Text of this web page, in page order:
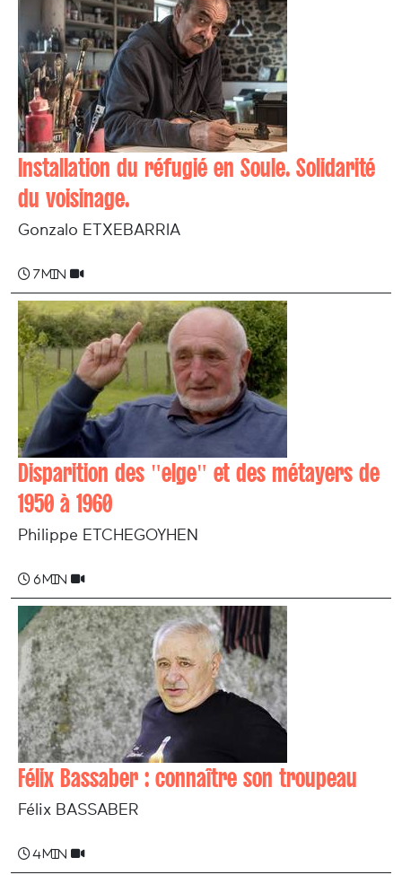
Installation du réfugié en Soule. Solidarité
du voisinage.
Gonzalo ETXEBARRIA
7 min
Disparition des "elge" et des métayers de
1950 à 1960
Philippe ETCHEGOYHEN
6 min
Félix Bassaber : connaître son troupeau
Félix BASSABER
4 min